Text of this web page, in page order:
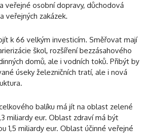
veřejné osobní dopravy, důchodová
veřejných zakázek.
k 66 velkým investicím. Směřovat mají
škol, rozšíření bezzásahového
domů, ale i vodních toků. Přibýt by
úseky železničních tratí, ale i nová
balíku má jít na oblast zelené
miliardy eur. Oblast zdraví má být
1,5 miliardy eur. Oblast účinné veřejné